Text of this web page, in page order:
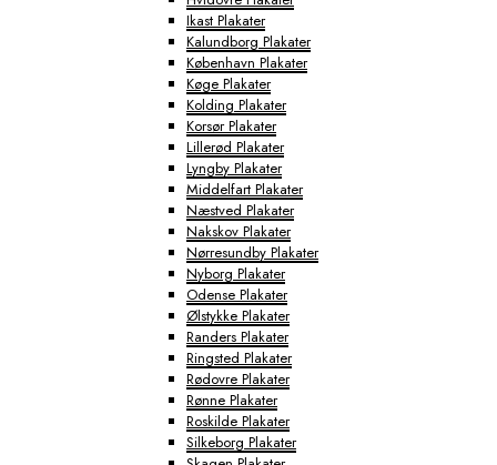
Ikast Plakater
Kalundborg Plakater
København Plakater
Køge Plakater
Kolding Plakater
Korsør Plakater
Lillerød Plakater
Lyngby Plakater
Middelfart Plakater
Næstved Plakater
Nakskov Plakater
Nørresundby Plakater
Nyborg Plakater
Odense Plakater
Ølstykke Plakater
Randers Plakater
Ringsted Plakater
Rødovre Plakater
Rønne Plakater
Roskilde Plakater
Silkeborg Plakater